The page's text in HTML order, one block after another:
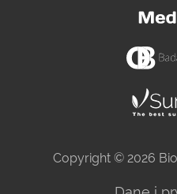
Copyright © 2026